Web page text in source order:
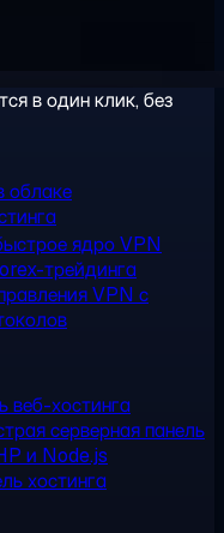
в один клик, без
облаке
ядро VPN
трейдинга
VPN с
веб-хостинга
серверная панель
и Node.js
хостинга